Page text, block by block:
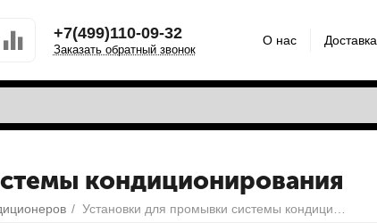
+7(499)110-09-32
Заказать обратный звонок
О нас Доставка
кондиционирования
/